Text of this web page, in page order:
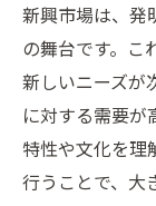
新興市場は、発
の舞台です。こ
新しいニーズが
に対する需要が
特性や文化を理
行うことで、大